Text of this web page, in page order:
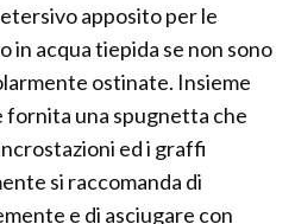
apposito per le
in acqua tiepida se non sono
ostinate. Insieme
fornita una spugnetta che
ed i graffi
si raccomanda di
e di asciugare con